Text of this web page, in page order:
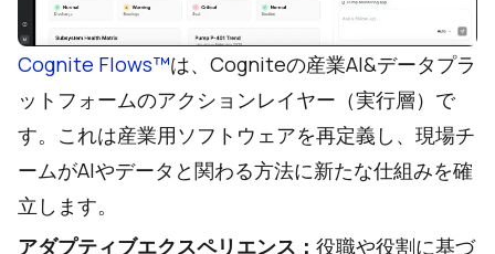
Cognite Flows™は、Cogniteの産業AI&データプラ
ットフォームのアクションレイヤー（実行層）で
す。これは産業用ソフトウェアを再定義し、現場チ
ームがAIやデータと関わる方法に新たな仕組みを確
立します。
アダプティブエクスペリエンス： 役職や役割に基づ